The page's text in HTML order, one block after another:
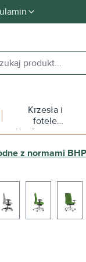
Krzesła i
fotele
konferencyjne
z normami BHP